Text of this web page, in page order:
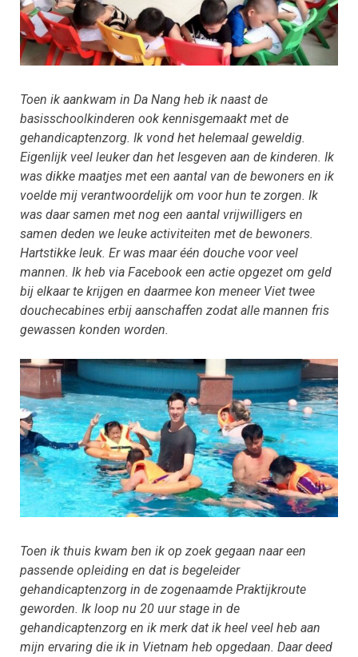
Toen ik aankwam in Da Nang heb ik naast de
basisschoolkinderen ook kennisgemaakt met de
gehandicaptenzorg. Ik vond het helemaal geweldig.
Eigenlijk veel leuker dan het lesgeven aan de kinderen. Ik
was dikke maatjes met een aantal van de bewoners en ik
voelde mij verantwoordelijk om voor hun te zorgen. Ik
was daar samen met nog een aantal vrijwilligers en
samen deden we leuke activiteiten met de bewoners.
Hartstikke leuk. Er was maar één douche voor veel
mannen. Ik heb via Facebook een actie opgezet om geld
bij elkaar te krijgen en daarmee kon meneer Viet twee
douchecabines erbij aanschaffen zodat alle mannen fris
gewassen konden worden.
Toen ik thuis kwam ben ik op zoek gegaan naar een
passende opleiding en dat is begeleider
gehandicaptenzorg in de zogenaamde Praktijkroute
geworden. Ik loop nu 20 uur stage in de
gehandicaptenzorg en ik merk dat ik heel veel heb aan
mijn ervaring die ik in Vietnam heb opgedaan. Daar deed